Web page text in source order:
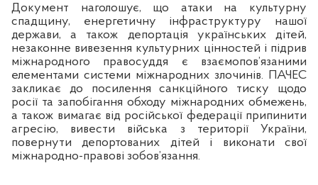
Документ наголошує, що атаки на культурну
спадщину, енергетичну інфраструктуру нашої
держави, а також депортація українських дітей,
незаконне вивезення культурних цінностей і підрив
міжнародного правосуддя є взаємопов’язаними
елементами системи міжнародних злочинів. ПАЧЕС
закликає до посилення санкційного тиску щодо
росії та запобігання обходу міжнародних обмежень,
а також вимагає від російської федерації припинити
агресію, вивести війська з території України,
повернути депортованих дітей і виконати свої
міжнародно-правові зобов’язання.